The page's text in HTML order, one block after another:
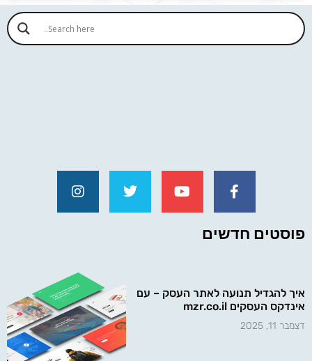
פוסטים חדשים
איך להגדיל תנועה לאתר העסק – עם
אינדקס העסקים mzr.co.il
דצמבר 11, 2025